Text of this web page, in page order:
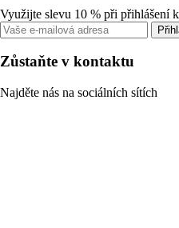
Využijte slevu 10 % při přihlášení
Zůstaňte v kontaktu
Najděte nás na sociálních sítích